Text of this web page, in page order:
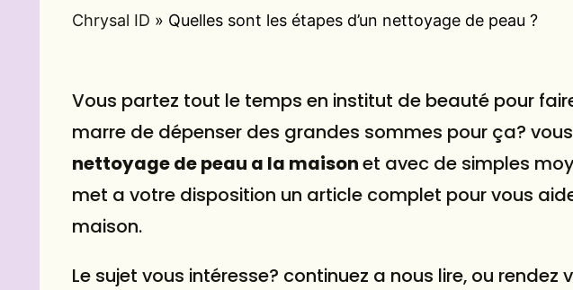
Chrysal ID » Quelles sont les étapes d’un nettoyage de peau ?
Vous partez tout le temps en institut de beauté pour
marre de dépenser des grandes sommes pour ça?
nettoyage de peau a la maisonet avec de simples
met a votre disposition un article complet pour vous
maison.
Le sujet vous intéresse? continuez a nous lire, ou